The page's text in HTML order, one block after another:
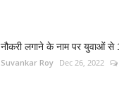
नौकरी लगाने के नाम पर युवाओं से
Suvankar Roy Dec 26, 2022